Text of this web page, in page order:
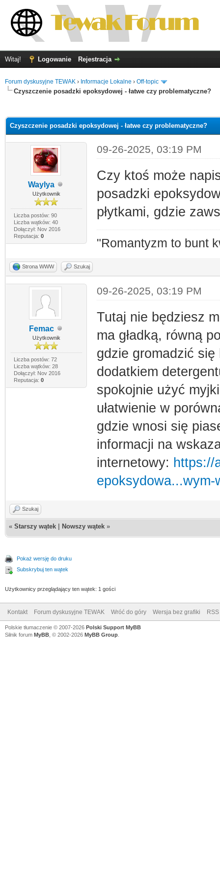
Witaj! Logowanie Rejestracja
Forum dyskusyjne TEWAK › Informacje Lokalne › Off-topic
Czyszczenie posadzki epoksydowej - łatwe czy problematyczne?
Czyszczenie posadzki epoksydowej - łatwe czy problematyczne?
Waylya
Użytkownik
Liczba postów: 90
Liczba wątków: 40
Dołączył: Nov 2016
Reputacja: 0
09-26-2025, 03:19 PM
Czy ktoś może
posadzki
płytkami, gdzie
"Romantyzm to bunt
Strona WWW Szukaj
Femac
Użytkownik
Liczba postów: 72
Liczba wątków: 28
Dołączył: Nov 2016
Reputacja: 0
09-26-2025, 03:19 PM
Tutaj nie będziesz
ma gładką, równą
gdzie gromadzić
dodatkiem
spokojnie użyć
ułatwienie w
gdzie wnosi się
informacji na
internetowy: https://
epoksydowa...wym-
Szukaj
« Starszy wątek Nowszy wątek »
Pokaż wersję do druku
Subskrybuj ten wątek
Użytkownicy przeglądający ten wątek: 1 gości
Kontakt Forum dyskusyjne TEWAK Wróć do góry Wersja bez grafiki RSS
Polskie tłumaczenie © 2007-2026 Polski Support MyBB
Silnik forum MyBB , © 2002-2026 MyBB Group